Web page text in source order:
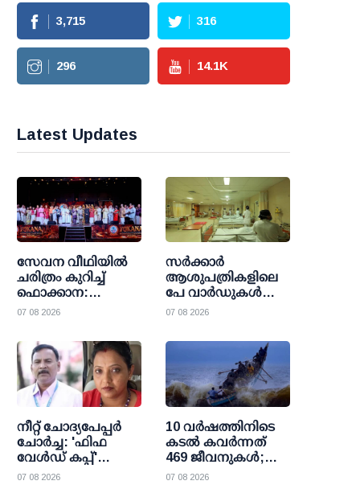
3,715 316
296 14.1K
Latest Updates
സേവന വീഥിയില്‍
ചരിത്രം കുറിച്ച്
ഫൊക്കാന:
കല്‍ഹാരിയില്‍
പുതിയ പ്രഭാതം
07 08 2026
സര്‍ക്കാര്‍
ആശുപത്രികളിലെ
പേ വാര്‍ഡുകള്‍
ഇനി എല്ലാവര്‍ക്കും;
ഒഴിവാക്കി
07 08 2026
നീറ്റ് ചോദ്യപേപ്പര്‍
ചോര്‍ച്ച: 'ഫിഫ
വേള്‍ഡ് കപ്പ്'
വാട്സാപ്പ് ഗ്രൂപ്പ്
07 08 2026
10 വര്‍ഷത്തിനിടെ
കടല്‍ കവര്‍ന്നത്
469 ജീവനുകള്‍;
47000 ത്തിലധികം
07 08 2026